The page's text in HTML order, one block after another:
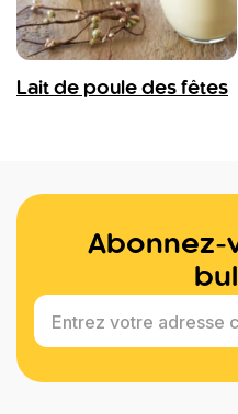
Lait de poule des fêtes
Abonnez-
Entrez votre adresse